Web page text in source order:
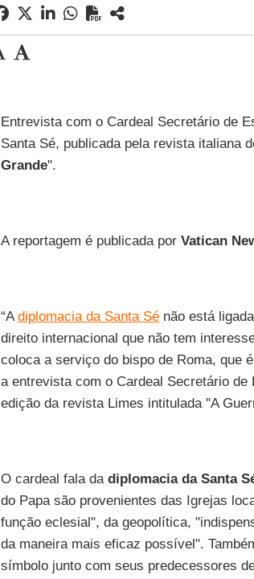
Entrevista com o Cardeal Secretário de
Santa Sé, publicada pela revista italiana
Grande".
A reportagem é publicada por Vatican
“Adiplomacia da Santa Sénão está
direito internacional que não tem
coloca a serviço do bispo de Roma, que
a entrevista com o Cardeal Secretário de
edição da revista Limes intitulada "A
O cardeal fala da diplomacia da Santa
do Papa são provenientes das Igrejas
função eclesial", da geopolítica,
da maneira mais eficaz possível".
símbolo junto com seus predecessores